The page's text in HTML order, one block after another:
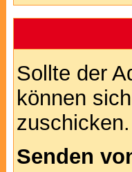
Sollte der
können
zuschicken.
Senden